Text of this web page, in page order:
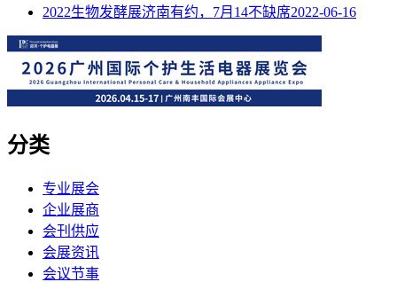
2022生物发酵展济南有约，7月14不缺席2022-06-16
分类
专业展会
企业展商
会刊供应
会展资讯
会议节事